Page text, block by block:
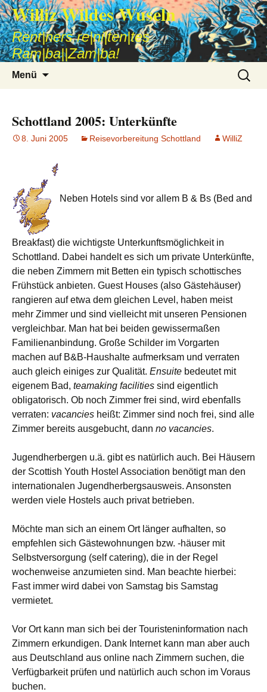
Williz Wildes Wuseln
Rent|ners re|ni|ten|tes
Ram|ba||Zam|ba!
Menü
Suche
nach:
Schottland 2005: Unterkünfte
8. Juni 2005 Reisevorbereitung Schottland WilliZ
Neben Hotels sind vor allem B & Bs (Bed and
Breakfast) die wichtigste Unterkunftsmöglichkeit in
Schottland. Dabei handelt es sich um private Unterkünfte,
die neben Zimmern mit Betten ein typisch schottisches
Frühstück anbieten. Guest Houses (also Gästehäuser)
rangieren auf etwa dem gleichen Level, haben meist
mehr Zimmer und sind vielleicht mit unseren Pensionen
vergleichbar. Man hat bei beiden gewissermaßen
Familienanbindung. Große Schilder im Vorgarten
machen auf B&B-Haushalte aufmerksam und verraten
auch gleich einiges zur Qualität. Ensuite bedeutet mit
eigenem Bad, teamaking facilities sind eigentlich
obligatorisch. Ob noch Zimmer frei sind, wird ebenfalls
verraten: vacancies heißt: Zimmer sind noch frei, sind alle
Zimmer bereits ausgebucht, dann no vacancies.
Jugendherbergen u.ä. gibt es natürlich auch. Bei Häusern
der Scottish Youth Hostel Association benötigt man den
internationalen Jugendherbergsausweis. Ansonsten
werden viele Hostels auch privat betrieben.
Möchte man sich an einem Ort länger aufhalten, so
empfehlen sich Gästewohnungen bzw. -häuser mit
Selbstversorgung (self catering), die in der Regel
wochenweise anzumieten sind. Man beachte hierbei:
Fast immer wird dabei von Samstag bis Samstag
vermietet.
Vor Ort kann man sich bei der Touristeninformation nach
Zimmern erkundigen. Dank Internet kann man aber auch
aus Deutschland aus online nach Zimmern suchen, die
Verfügbarkeit prüfen und natürlich auch schon im Voraus
buchen.